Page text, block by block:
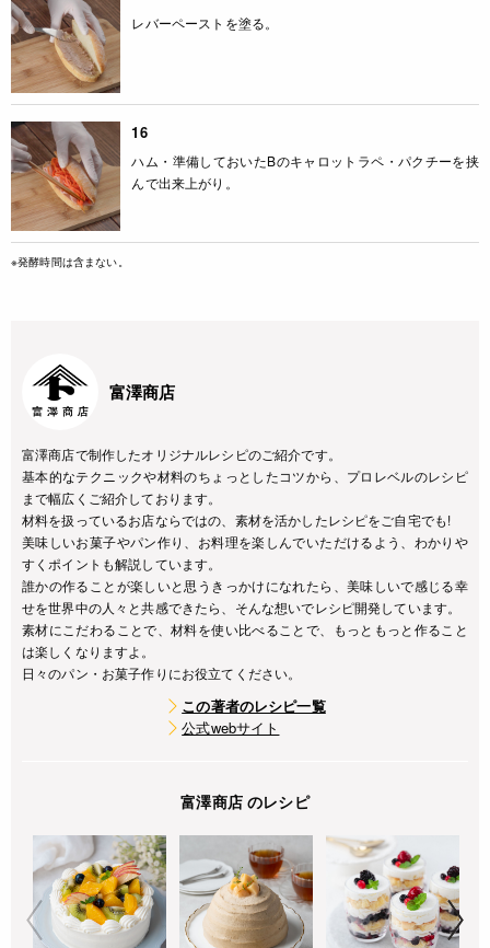
レバーペーストを塗る。
16
ハム・準備しておいたBのキャロットラペ・パクチーを挟
んで出来上がり。
※発酵時間は含まない。
富澤商店
富澤商店で制作したオリジナルレシピのご紹介です。
基本的なテクニックや材料のちょっとしたコツから、プロレベルのレシピ
まで幅広くご紹介しております。
材料を扱っているお店ならではの、素材を活かしたレシピをご自宅でも!
美味しいお菓子やパン作り、お料理を楽しんでいただけるよう、わかりや
すくポイントも解説しています。
誰かの作ることが楽しいと思うきっかけになれたら、美味しいで感じる幸
せを世界中の人々と共感できたら、そんな想いでレシピ開発しています。
素材にこだわることで、材料を使い比べることで、もっともっと作ること
は楽しくなりますよ。
日々のパン・お菓子作りにお役立てください。
この著者のレシピ一覧
公式webサイト
富澤商店 のレシピ